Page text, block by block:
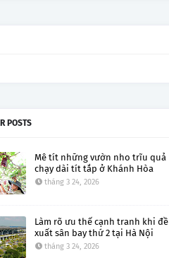
POSTS
Mê tít những vườn nho trĩu quả
chạy dài tít tắp ở Khánh Hòa
tháng 3 24, 2026
Làm rõ ưu thế cạnh tranh khi đề
xuất sân bay thứ 2 tại Hà Nội
tháng 3 24, 2026